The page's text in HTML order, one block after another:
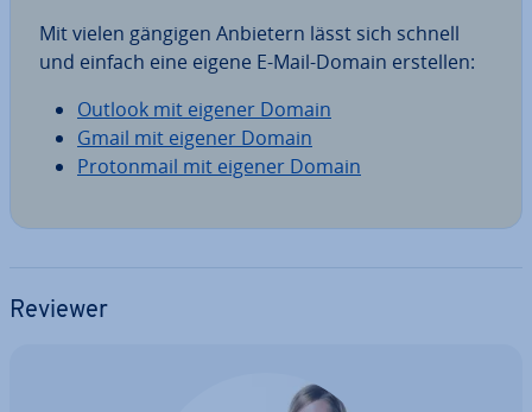
Mit vielen gängigen Anbietern lässt sich schnell
und einfach eine eigene E-Mail-Domain erstellen:
Outlook mit eigener Domain
Gmail mit eigener Domain
Pro­ton­mail mit eigener Domain
Reviewer